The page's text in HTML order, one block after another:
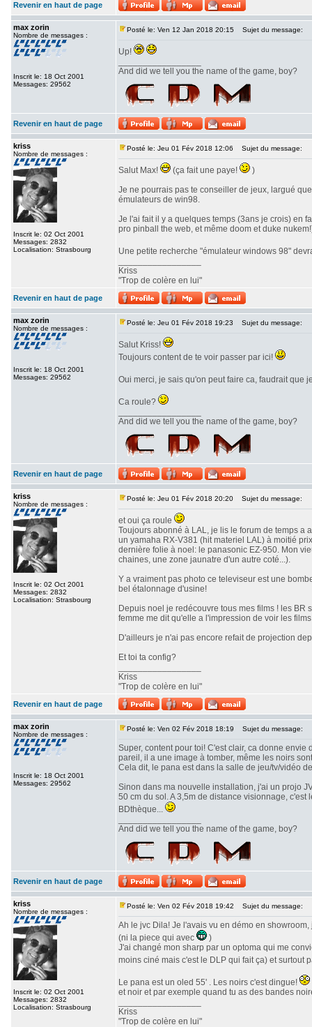
Revenir en haut de page
max zorin
Nombre de messages :
Inscrit le: 18 Oct 2001
Messages: 29562
Posté le: Ven 12 Jan 2018 20:15 Sujet du message:
Up!
And did we tell you the name of the game, boy?
Revenir en haut de page
kriss
Nombre de messages :
Inscrit le: 02 Oct 2001
Messages: 2832
Localisation: Strasbourg
Posté le: Jeu 01 Fév 2018 12:06 Sujet du message:
Salut Max! (ça fait une paye!
)
Je ne pourrais pas te conseiller de jeux, largué
émulateurs de win98.
Je l'ai fait il y a quelques temps (3ans je crois) en
pro pinball the web, et même doom et duke
Une petite recherche "émulateur windows 98"
Kriss
"Trop de colère en lui"
Revenir en haut de page
max zorin
Nombre de messages :
Inscrit le: 18 Oct 2001
Messages: 29562
Posté le: Jeu 01 Fév 2018 19:23 Sujet du message:
Salut Kriss!
Toujours content de te voir passer par ici!
Oui merci, je sais qu'on peut faire ca, faudrait
Ca roule?
And did we tell you the name of the game, boy?
Revenir en haut de page
kriss
Nombre de messages :
Inscrit le: 02 Oct 2001
Messages: 2832
Localisation: Strasbourg
Posté le: Jeu 01 Fév 2018 20:20 Sujet du message:
et oui ça roule
Toujours abonné à LAL, je lis le forum de temps a
un yamaha RX-V381 (hit materiel LAL) à moitié
dernière folie à noel: le panasonic EZ-950. Mon
chaines, une zone jaunatre d'un autre coté...).
Y a vraiment pas photo ce televiseur est une
bel étalonnage d'usine!
Depuis noel je redécouvre tous mes films ! les BR
femme me dit qu'elle a l'impression de voir les
D'ailleurs je n'ai pas encore refait de projection
Et toi ta config?
Kriss
"Trop de colère en lui"
Revenir en haut de page
max zorin
Nombre de messages :
Inscrit le: 18 Oct 2001
Messages: 29562
Posté le: Ven 02 Fév 2018 18:19 Sujet du message:
Super, content pour toi! C'est clair, ca donne
pareil, il a une image à tomber, même les noirs
Cela dit, le pana est dans la salle de jeu/tv/vidéo
Sinon dans ma nouvelle installation, j'ai un projo
50 cm du sol. A 3,5m de distance visionnage,
BDthèque...
And did we tell you the name of the game, boy?
Revenir en haut de page
kriss
Nombre de messages :
Inscrit le: 02 Oct 2001
Messages: 2832
Localisation: Strasbourg
Posté le: Ven 02 Fév 2018 19:42 Sujet du message:
Ah le jvc Dila! Je l'avais vu en démo en
(ni la piece qui avec
)
J'ai changé mon sharp par un optoma qui me
moins ciné mais c'est le DLP qui fait ça) et
Le pana est un oled 55' . Les noirs c'est dingue!
et noir et par exemple quand tu as des bandes
Kriss
"Trop de colère en lui"